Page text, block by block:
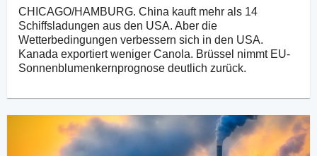
CHICAGO/HAMBURG. China kauft mehr als 14
Schiffsladungen aus den USA. Aber die
Wetterbedingungen verbessern sich in den USA.
Kanada exportiert weniger Canola. Brüssel nimmt EU-
Sonnenblumenkernprognose deutlich zurück.